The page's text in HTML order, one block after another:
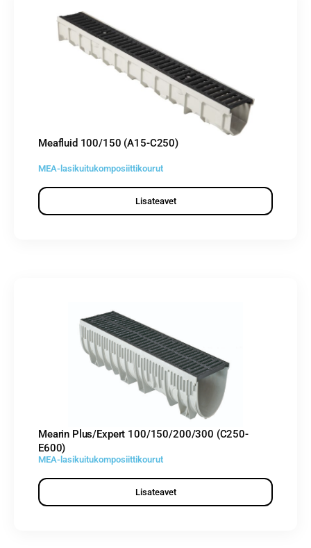
Meafluid 100/150 (A15-C250)
MEA-lasikuitukomposiittikourut
Lisateavet
Mearin Plus/Expert 100/150/200/300 (C250-
E600)
MEA-lasikuitukomposiittikourut
Lisateavet